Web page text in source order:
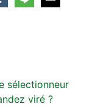
sélectionneur
viré ?